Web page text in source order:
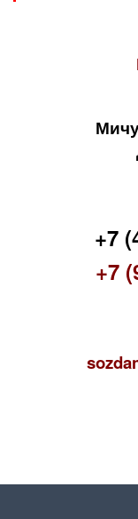
+7
+7
s